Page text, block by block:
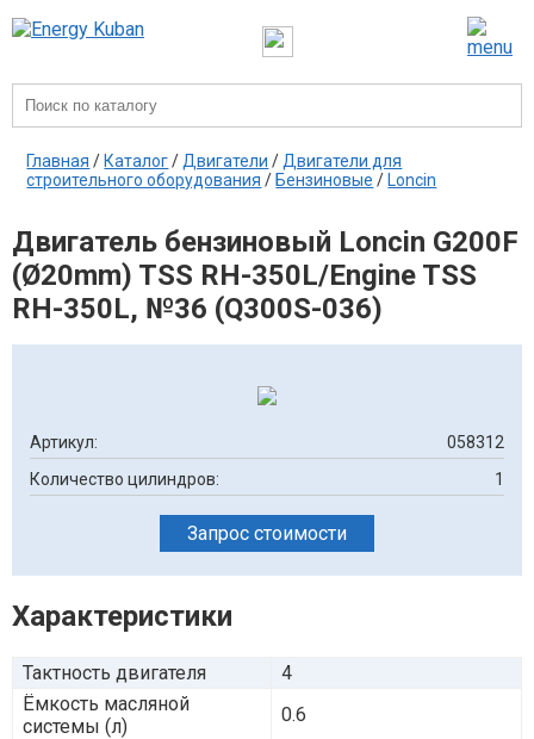
Главная / Каталог/ Двигатели / Двигатели для
строительного оборудования / Бензиновые / Loncin
Двигатель бензиновый Loncin G200F
(Ø20mm) TSS RH-350L/Engine TSS
RH-350L, №36 (Q300S-036)
Артикул:
058312
Количество цилиндров:
1
Запрос стоимости
Характеристики
Тактность двигателя
4
Ёмкость масляной
системы (л)
0.6